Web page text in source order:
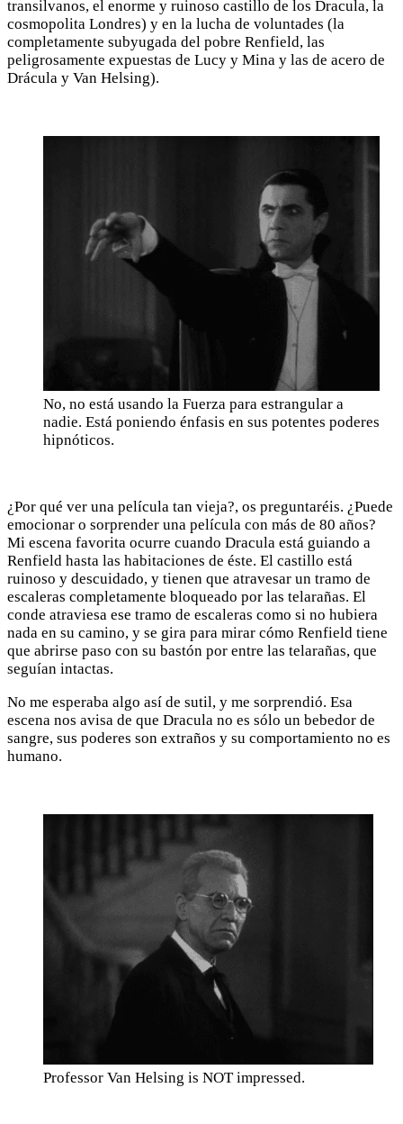
transilvanos, el enorme y ruinoso castillo de los Dracula, la
cosmopolita Londres) y en la lucha de voluntades (la
completamente subyugada del pobre Renfield, las
peligrosamente expuestas de Lucy y Mina y las de acero de
Drácula y Van Helsing).
No, no está usando la Fuerza para estrangular a
nadie. Está poniendo énfasis en sus potentes poderes
hipnóticos.
¿Por qué ver una película tan vieja?, os preguntaréis. ¿Puede
emocionar o sorprender una película con más de 80 años?
Mi escena favorita ocurre cuando Dracula está guiando a
Renfield hasta las habitaciones de éste. El castillo está
ruinoso y descuidado, y tienen que atravesar un tramo de
escaleras completamente bloqueado por las telarañas. El
conde atraviesa ese tramo de escaleras como si no hubiera
nada en su camino, y se gira para mirar cómo Renfield tiene
que abrirse paso con su bastón por entre las telarañas, que
seguían intactas.
No me esperaba algo así de sutil, y me sorprendió. Esa
escena nos avisa de que Dracula no es sólo un bebedor de
sangre, sus poderes son extraños y su comportamiento no es
humano.
Professor Van Helsing is NOT impressed.